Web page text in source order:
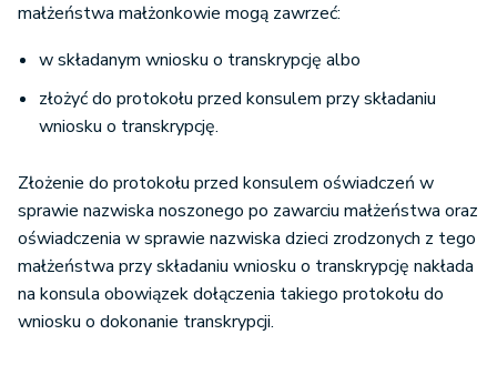
małżeństwa małżonkowie mogą zawrzeć:
w składanym wniosku o transkrypcję albo
złożyć do protokołu przed konsulem przy składaniu
wniosku o transkrypcję.
Złożenie do protokołu przed konsulem oświadczeń w
sprawie nazwiska noszonego po zawarciu małżeństwa oraz
oświadczenia w sprawie nazwiska dzieci zrodzonych z tego
małżeństwa przy składaniu wniosku o transkrypcję nakłada
na konsula obowiązek dołączenia takiego protokołu do
wniosku o dokonanie transkrypcji.